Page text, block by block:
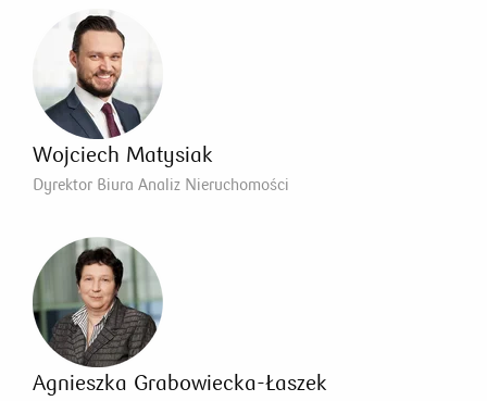
Wojciech Matysiak
Dyrektor Biura Analiz Nieruchomości
Agnieszka Grabowiecka-Łaszek